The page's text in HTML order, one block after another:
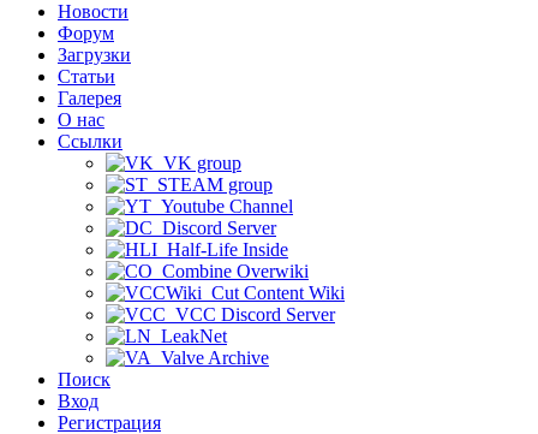
Новости
Форум
Загрузки
Статьи
Галерея
О нас
Ссылки
VK group
STEAM group
Youtube Channel
Discord Server
Half-Life Inside
Combine Overwiki
Cut Content Wiki
VCC Discord Server
LeakNet
Valve Archive
Поиск
Вход
Регистрация